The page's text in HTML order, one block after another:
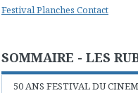
Festival Planches Contact
SOMMAIRE - LES
50 ANS FESTIVAL DU